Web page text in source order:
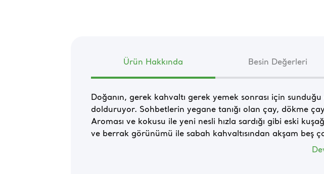
Ürün Hakkında Besin Değerleri
Doğanın, gerek kahvaltı gerek yemek sonrası için
dolduruyor. Sohbetlerin yegane tanığı olan çay, dökme
Aroması ve kokusu ile yeni nesli hızla sardığı gibi eski
ve berrak görünümü ile sabah kahvaltısından akşam beş